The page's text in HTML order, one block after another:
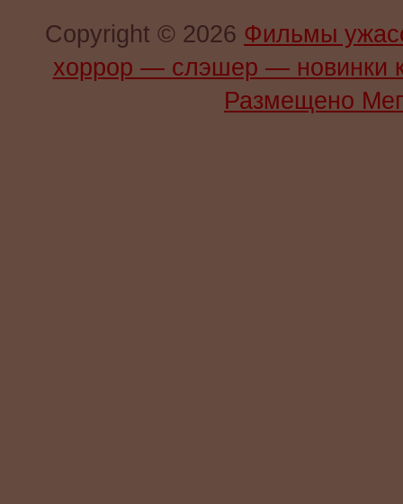
Copyright © 2026 Фильмы
хоррор — слэшер —
Размещено